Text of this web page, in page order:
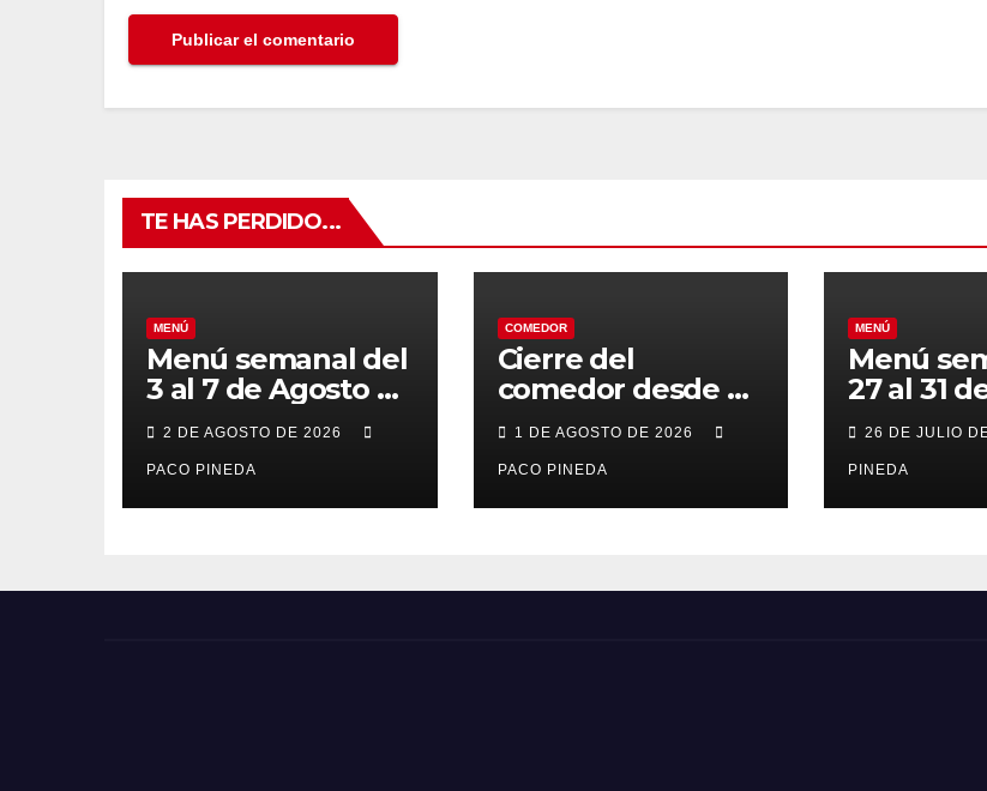
TE HAS PERDIDO...
MENÚ
Menú semanal del
3 al 7 de Agosto de
2026
2 DE AGOSTO DE 2026
PACO PINEDA
COMEDOR
Cierre del
comedor desde el
7 al 21 de Agosto
por vacaciones
1 DE AGOSTO DE 2026
PACO PINEDA
MENÚ
Menú
27 al 31
2026
26 DE JULIO
PINEDA